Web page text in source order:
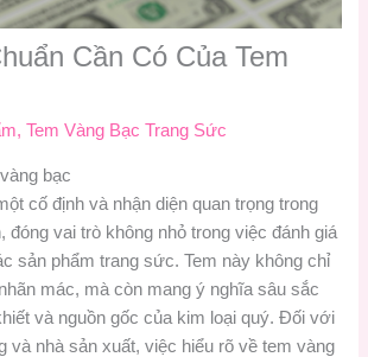
Cần Có Của Tem
,Tem Vàng Bạc Trang Sức
bạc
cố định và nhận diện quan trọng trong
đóng vai trò không nhỏ trong việc đánh giá
sản phẩm trang sức. Tem này không chỉ
mác, mà còn mang ý nghĩa sâu sắc
và nguồn gốc của kim loại quý. Đối với
và nhà sản xuất, việc hiểu rõ về tem vàng